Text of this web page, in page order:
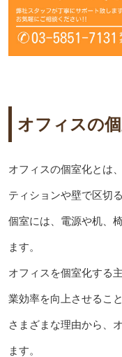
オフィスの
オフィスの個室化とは
ティションや壁で区切
個室には、電源や机、
ます。
オフィスを個室化する
業効率を向上させること
さまざまな理由から、
ます。